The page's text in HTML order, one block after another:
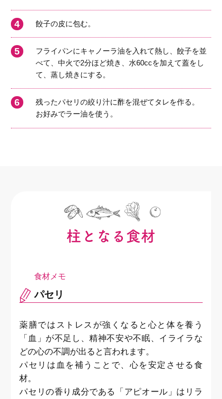
餃子の皮に包む。
フライパンにキャノーラ油を入れて熱し、餃子を並
べて、中火で2分ほど焼き、水60ccを加えて蓋をし
て、蒸し焼きにする。
残ったパセリの絞り汁に酢を混ぜてタレを作る。
お好みでラー油を使う。
柱となる食材
パセリ
薬膳ではストレスが強くなると心と体を養う
「血」が不足し、精神不安や不眠、イライラな
どの心の不調が出ると言われます。
パセリは血を補うことで、心を安定させる食
材。
パセリの香り成分である「アピオール」はリラ